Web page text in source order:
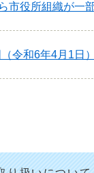
市役所組織が一
令和6年4月1日）